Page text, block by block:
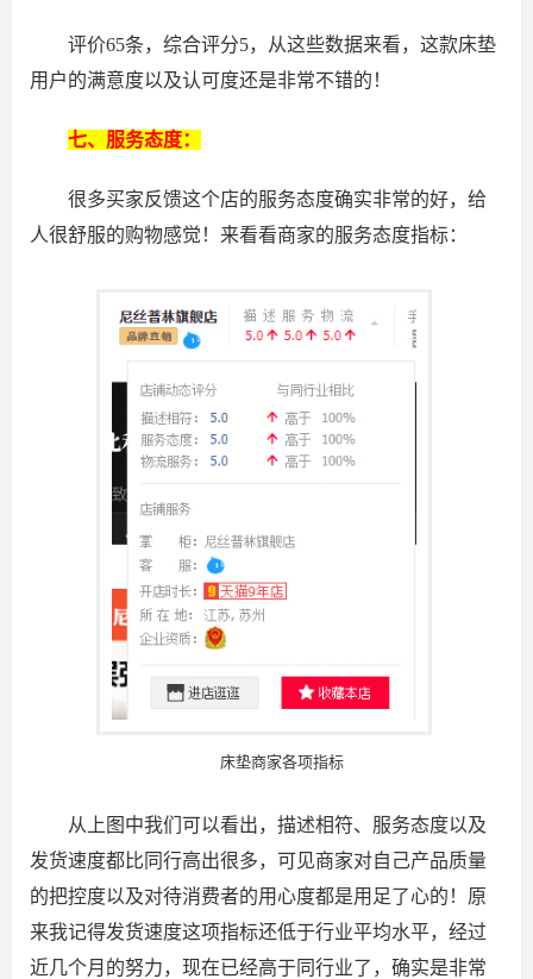
评价65条，综合评分5，从这些数据来看，这款床垫
用户的满意度以及认可度还是非常不错的！
七、服务态度：
很多买家反馈这个店的服务态度确实非常的好，给
人很舒服的购物感觉！来看看商家的服务态度指标：
床垫商家各项指标
从上图中我们可以看出，描述相符、服务态度以及
发货速度都比同行高出很多，可见商家对自己产品质量
的把控度以及对待消费者的用心度都是用足了心的！原
来我记得发货速度这项指标还低于行业平均水平，经过
近几个月的努力，现在已经高于同行业了，确实是非常